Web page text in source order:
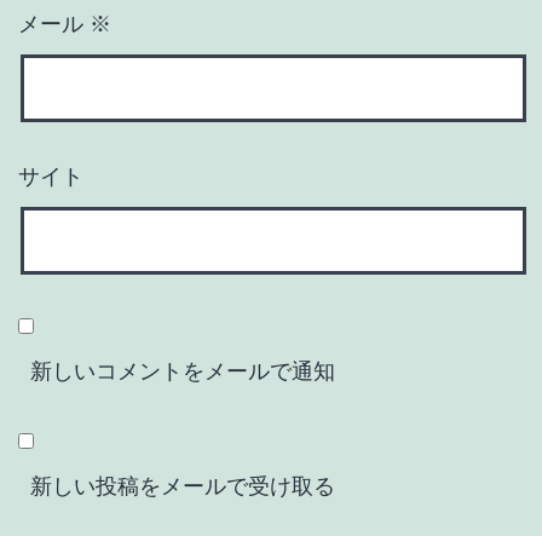
メール ※
サイト
新しいコメントをメールで通知
新しい投稿をメールで受け取る